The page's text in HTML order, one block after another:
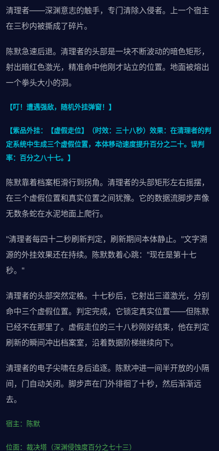
清理者——深渊意志的触手，专门清除入侵者。上一个宿主
在三秒内被撕成了碎片。
陈默急速后退。清理者的头部是一块不断波动的暗色矩形，
射出暗红色激光，精准命中他刚才站立的位置。地面被熔出
一个拳头大小的洞。
【叮！遭遇强敌，随机外挂弹窗！】
【紫品外挂：【虚假走位】（时效：三十八秒）效果：在清理者的判
定系统中生成三个虚假位置，本体移动速度提升百分之二十。误判
率：百分之八十七。】
陈默靠着档案柜滑行到拐角。清理者的头部矩形左右摇摆，
在三个虚假位置和真实位置之间犹豫。它的数据流脚步声像
无数条蛇在水泥地面上爬行。
"清理者每四十二秒刷新判定，刷新期间本体静止。"文字溯
源的外挂效果还在持续。陈默数着心跳："现在是第十七
秒。"
清理者的头部突然定格。十七秒后，它射出三道激光，分别
命中三个虚假位置。判定完成，它锁定真实位置——但陈默
已经不在那里了。虚假走位的三十八秒刚好结束，他在判定
刷新的瞬间冲出档案室，沿着数据阶梯继续向下。
清理者的电子尖啸在身后追逐。陈默冲进一间半开放的小隔
间，门自动关闭。脚步声在门外徘徊了十秒，然后渐渐远
去。
宿主：陈默
位面：裁决塔（深渊侵蚀度百分之七十三）